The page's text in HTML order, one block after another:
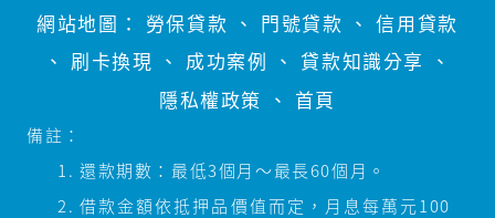
網站地圖： 勞保貸款 、 門號貸款 、 信用貸款
、 刷卡換現 、 成功案例 、 貸款知識分享 、
隱私權政策 、 首頁
備註：
還款期數：最低3個月～最長60個月。
借款金額依抵押品價值而定，月息每萬元100